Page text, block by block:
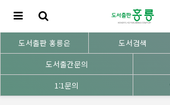
도서출판 홍릉은 도서검색
도서출간문의
1:1문의